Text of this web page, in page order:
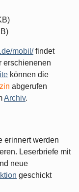
mobil/findet
erschienenen
können die
abgerufen
Archiv.
erinnert werden
Leserbriefe mit
neue
geschickt